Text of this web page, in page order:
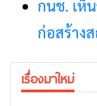
กนช. เห็
ก่อสร้าง
เรื่องมาใหม่